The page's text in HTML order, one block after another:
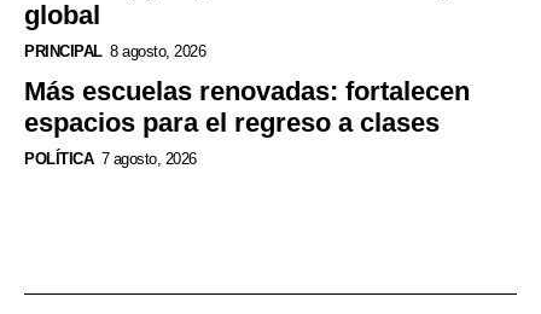
global
PRINCIPAL 8 agosto, 2026
Más escuelas renovadas: fortalecen
espacios para el regreso a clases
POLÍTICA 7 agosto, 2026